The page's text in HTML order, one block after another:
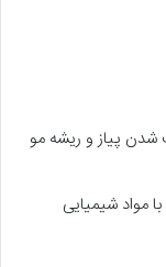
پیاز و ریشه مو
مواد شیمیایی